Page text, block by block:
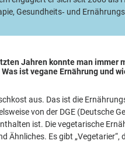
Gesundheits‑ und
Jahren konnte man immer
ist vegane Ernährung und
aus. Das ist die
von der DGE (Deutsche
ist. Die vegetarische
Ähnliches. Es gibt „Vegetarier“,